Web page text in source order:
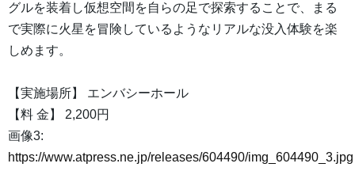
グルを装着し仮想空間を自らの足で探索することで、まる
で実際に火星を冒険しているようなリアルな没入体験を楽
しめます。
【実施場所】 エンバシーホール
【料 金】 2,200円
画像3:
https://www.atpress.ne.jp/releases/604490/img_604490_3.jpg